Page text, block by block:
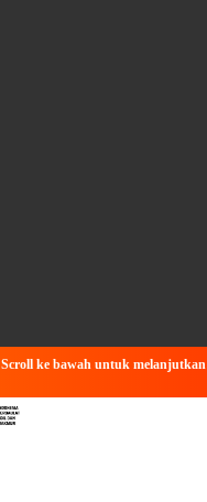
ke bawah untuk melanjutkan